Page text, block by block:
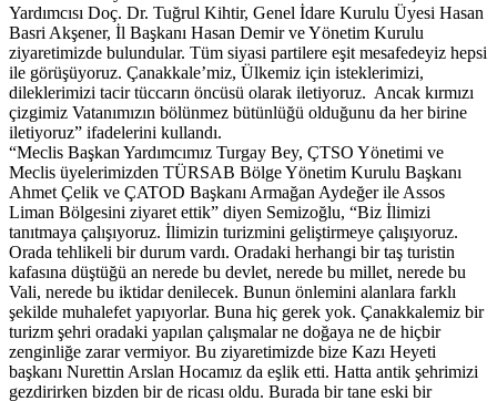
Yardımcısı Doç. Dr. Tuğrul Kihtir, Genel İdare Kurulu Üyesi Hasan
Basri Akşener, İl Başkanı Hasan Demir ve Yönetim Kurulu
ziyaretimizde bulundular. Tüm siyasi partilere eşit mesafedeyiz hepsi
ile görüşüyoruz. Çanakkale’miz, Ülkemiz için isteklerimizi,
dileklerimizi tacir tüccarın öncüsü olarak iletiyoruz. Ancak kırmızı
çizgimiz Vatanımızın bölünmez bütünlüğü olduğunu da her birine
iletiyoruz” ifadelerini kullandı.
“Meclis Başkan Yardımcımız Turgay Bey, ÇTSO Yönetimi ve
Meclis üyelerimizden TÜRSAB Bölge Yönetim Kurulu Başkanı
Ahmet Çelik ve ÇATOD Başkanı Armağan Aydeğer ile Assos
Liman Bölgesini ziyaret ettik” diyen Semizoğlu, “Biz İlimizi
tanıtmaya çalışıyoruz. İlimizin turizmini geliştirmeye çalışıyoruz.
Orada tehlikeli bir durum vardı. Oradaki herhangi bir taş turistin
kafasına düştüğü an nerede bu devlet, nerede bu millet, nerede bu
Vali, nerede bu iktidar denilecek. Bunun önlemini alanlara farklı
şekilde muhalefet yapıyorlar. Buna hiç gerek yok. Çanakkalemiz bir
turizm şehri oradaki yapılan çalışmalar ne doğaya ne de hiçbir
zenginliğe zarar vermiyor. Bu ziyaretimizde bize Kazı Heyeti
başkanı Nurettin Arslan Hocamız da eşlik etti. Hatta antik şehrimizi
gezdirirken bizden bir de ricası oldu. Burada bir tane eski bir